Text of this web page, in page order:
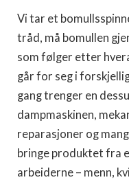
Vi tar et
tråd, må bomullen
som følger etter
går for seg i
gang trenger en
dampmaskinen,
reparasjoner og
bringe produktet fra
arbeiderne – menn,